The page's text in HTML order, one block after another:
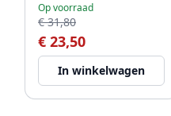
aansluitingen WSTDSI-
32
Op voorraad
€ 31,80
€ 23,50
In winkelwagen